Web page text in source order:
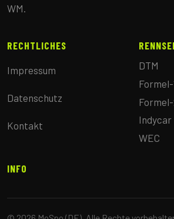
WM.
RECHTLICHES
Impressum
Datenschutz
Kontakt
DTM
Formel-
Indycar
WEC
INFO